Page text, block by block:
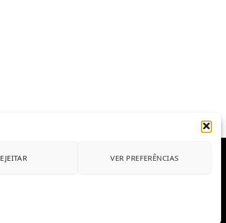
VER PREFERÊNCIAS